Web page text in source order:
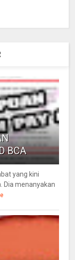
BCA
yang kini
Dia menanyakan